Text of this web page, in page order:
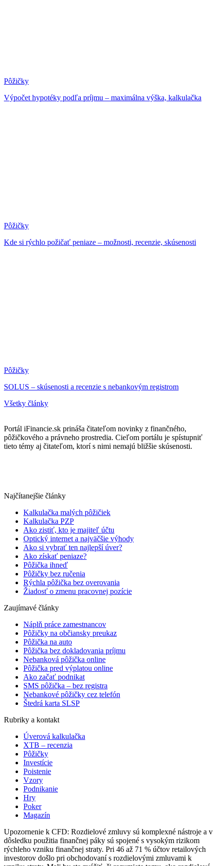
Pôžičky
Výpočet hypotéky podľa príjmu – maximálna výška, kalkulačka
Pôžičky
Kde si rýchlo požičať peniaze – možnosti, recenzie, skúsenosti
Pôžičky
SOLUS – skúsenosti a recenzie s nebankovým registrom
Všetky články
Portál iFinancie.sk prináša čitateľom novinky z finančného,
pôžičkového a právneho prostredia. Cieľom portálu je spístupniť
tieto témy aj čitateľom, ktorí s nimi nemajú bližšie skúsenosti.
Najčítanejšie články
Kalkulačka malých pôžičiek
Kalkulačka PZP
Ako zistiť, kto je majiteľ účtu
Optický internet a najväčšie výhody
Ako si vybrať ten najlepší úver?
Ako získať peniaze?
Pôžička ihneď
Pôžičky bez ručenia
Rýchla pôžička bez overovania
Žiadosť o zmenu pracovnej pozície
Zaujímavé články
Náplň práce zamestnancov
Pôžičky na občiansky preukaz
Pôžička na auto
Pôžička bez dokladovania príjmu
Nebanková pôžička online
Pôžička pred výplatou online
Ako začať podnikat
SMS pôžička – bez registra
Nebankové pôžičky cez telefón
Štedrá karta SLSP
Rubriky a kontakt
Úverová kalkulačka
XTB – recenzia
Pôžičky
Investície
Poistenie
Vzory
Podnikanie
Hry
Poker
Magazín
Upozornenie k CFD: Rozdielové zmluvy sú komplexné nástroje a v
dôsledku použitia finančnej páky sú spojené s vysokým rizikom
rýchleho vzniku finančnej straty. Pri 46 až 71 % účtov retailových
investorov došlo pri obchodovaní s rozdielovými zmluvami k